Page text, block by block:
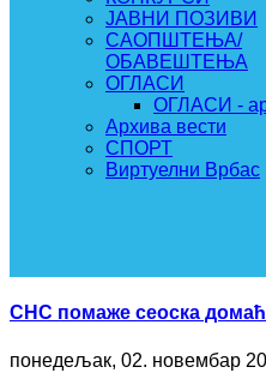
ЈАВНИ ПОЗИВИ
САОПШТЕЊА/
ОБАВЕШТЕЊА
ОГЛАСИ
ОГЛАСИ -
Архива вести
СПОРТ
Виртуелни Врбас
СНС помаже сеоска
понедељак, 02. новембар